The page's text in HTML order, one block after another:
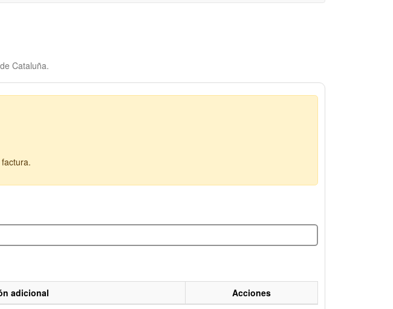
Cataluña.
adicional Acciones